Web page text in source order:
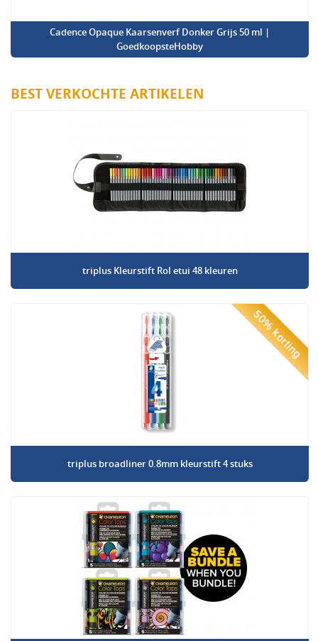
Cadence Opaque Kaarsenverf Donker Grijs 50 ml |
GoedkoopsteHobby
BEST VERKOCHTE ARTIKELEN
triplus Kleurstift Rol etui 48 kleuren
50% korting
triplus broadliner 0.8mm kleurstift 4 stuks